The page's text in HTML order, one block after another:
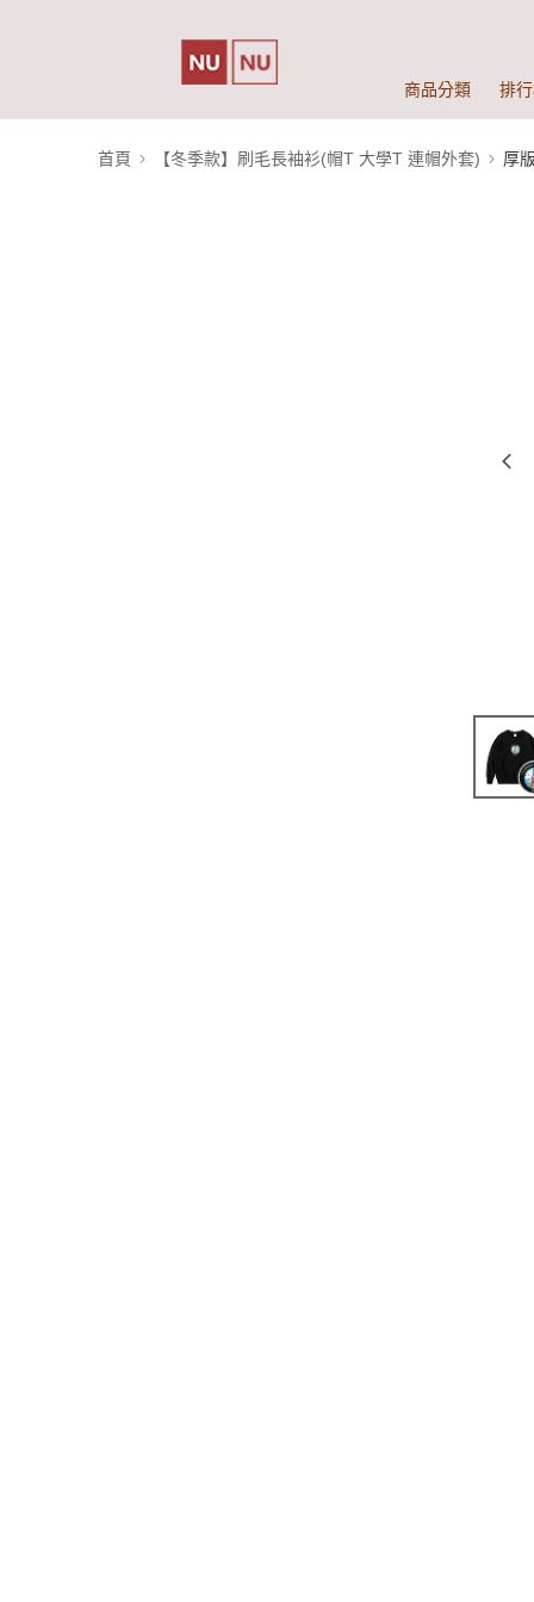
商品分類 排
首頁 【冬季款】刷毛長袖衫(帽T 大學T 連帽外套) 厚